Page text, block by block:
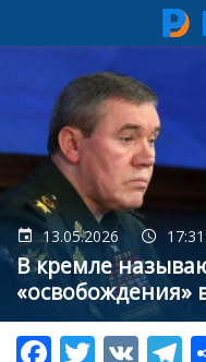
основному
содержанию
13.05.2026 17:31
В кремле
«освобождения»